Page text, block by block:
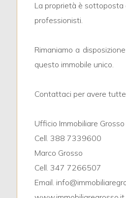
La proprietà è
professionisti.
Rimaniamo a
questo immobile unico.
Contattaci per avere
Ufficio Immobiliare Grosso
Cell. 388 7339600
Marco Grosso
Cell. 347 7266507
Email.
Qualsiasi